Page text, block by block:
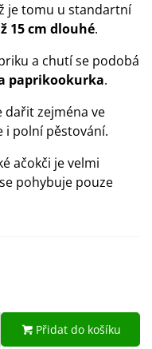
je tomu u standartní
ž 15 cm dlouhé.
a chutí se podobá
paprikookurka.
zejména ve
i polní pěstování.
ačokči je velmi
pohybuje pouze
Přidat do košíku